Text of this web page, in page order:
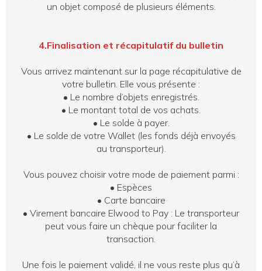
un objet composé de plusieurs éléments.
4.Finalisation et récapitulatif du bulletin
Vous arrivez maintenant sur la page récapitulative de
votre bulletin. Elle vous présente :
• Le nombre d’objets enregistrés.
• Le montant total de vos achats.
• Le solde à payer.
• Le solde de votre Wallet (les fonds déjà envoyés
au transporteur).
Vous pouvez choisir votre mode de paiement parmi :
• Espèces
• Carte bancaire
• Virement bancaire Elwood to Pay : Le transporteur
peut vous faire un chèque pour faciliter la
transaction.
Une fois le paiement validé, il ne vous reste plus qu’à